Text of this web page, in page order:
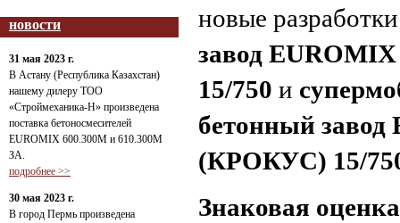
новости
31 мая 2023 г.
В Астану (Республика Казахстан)
нашему дилеру ТОО
«Строймеханика-Н» произведена
поставка бетоносмесителей
EUROMIX 600.300М и 610.300М
ЗА.
подробнее >>
30 мая 2023 г.
В город Пермь произведена
новые
завод
15/750 и
бетонный
(КРОКУС) 15/
Знаковая оценка